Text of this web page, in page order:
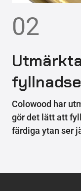
02
Colowood har
gör det lätt att
färdiga ytan ser